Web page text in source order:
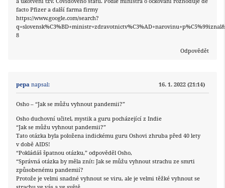
facto Pfizer a další farma firmy
https://www.google.com/search?
8
Odpovědět
pepa napsal: 16. 1. 2022 (21:14)
Osho – “Jak se můžu vyhnout pandemii?”
Osho duchovní učitel, mystik a guru pocházející z Indie
“Jak se můžu vyhnout pandemii?”
Tato otázka byla položena indickému guru Oshovi zhruba před 40 lety
v době AIDS!
“Pokládáš špatnou otázku,” odpověděl Osho,
“Správná otázka by měla znít: Jak se můžu vyhnout strachu ze smrti
způsobenému pandemií?
Protože je velmi snadné vyhnout se viru, ale je velmi těžké vyhnout se